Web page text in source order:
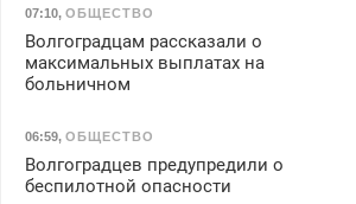
07:10, ОБЩЕСТВО
Волгоградцам рассказали о
максимальных выплатах на
больничном
06:59, ОБЩЕСТВО
Волгоградцев предупредили о
беспилотной опасности